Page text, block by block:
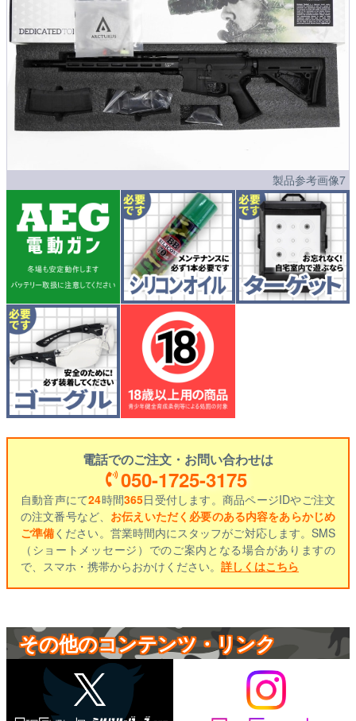
製品参考画像7
電話でのご注文・お問い合わせは
050-1725-3175
自動音声にて24時間365日受付します。商品ページIDやご注文
の注文番号など、 お伝えいただく必要のある内容をあらかじめ
ご準備ください。営業時間内にスタッフがご対応します。SMS
（ショートメッセージ）でのご案内となる場合がありますの
で、スマホ・携帯からおかけください。 詳しくはこちら
その他のコンテンツ・リンク